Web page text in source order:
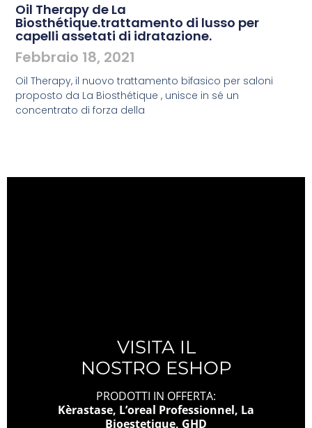
Oil Therapy de La
Biosthétique.trattamento di lusso per
capelli assetati di idratazione.
Febbraio 18, 2021
Oil Therapy, il nuovo trattamento bifasico per saloni
proposto da La Biosthétique , unisce in sé un
concentrato di forza della
VISITA IL
NOSTRO ESHOP
PRODOTTI IN OFFERTA:
Kèrastase, L’oreal Professionnel, La
Bioestetique, GHD